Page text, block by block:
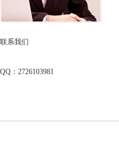
联系我们
QQ：2726103981